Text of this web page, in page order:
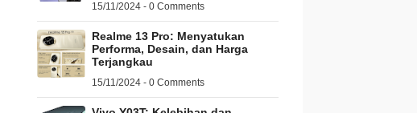
15/11/2024 - 0 Comments
Realme 13 Pro: Menyatukan
Performa, Desain, dan Harga
Terjangkau
15/11/2024 - 0 Comments